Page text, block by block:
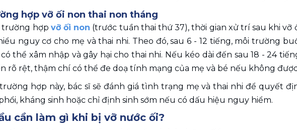
hợp vỡ ối non thai non tháng
trường hợp vỡ ối non (trước tuần thai thứ 37), thời gian xử trí sau khi
nguy cơ cho mẹ và thai nhi. Theo đó, sau 6 - 12 tiếng, môi trường
thể xâm nhập và gây hại cho thai nhi. Nếu kéo dài đến sau 18 - 24
rõ rệt, thậm chí có thể đe doạ tính mạng của mẹ và bé nếu không
hợp này, bác sĩ sẽ đánh giá tình trạng mẹ và thai nhi để quyết
kháng sinh hoặc chỉ định sinh sớm nếu có dấu hiệu nguy hiểm.
cần làm gì khi bị vỡ nước ối?